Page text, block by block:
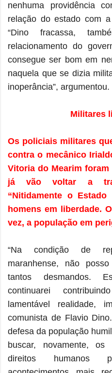
nenhuma providência
relação do estado com
“Dino fracassa,
relacionamento do
consegue ser bom em
naquela que se dizia
inoperância”, argumentou.
Militares
Os policiais militares
contra o mecânico
Vitoria do Mearim
já vão voltar a
“Nitidamente o
homens em liberdade.
vez, a população em
“Na condição de
maranhense, não
tantos desmandos.
continuarei
lamentável realidade,
comunista de Flavio
defesa da população
buscar, novamente,
direitos humanos